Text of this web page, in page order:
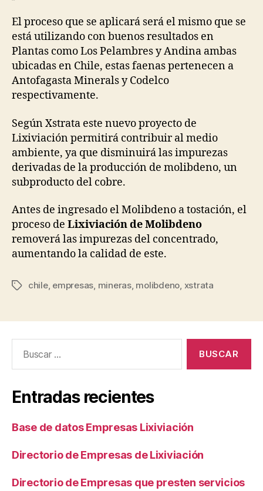
El proceso que se aplicará será el mismo que se
está utilizando con buenos resultados en
Plantas como Los Pelambres y Andina ambas
ubicadas en Chile, estas faenas pertenecen a
Antofagasta Minerals y Codelco
respectivamente.
Según Xstrata este nuevo proyecto de
Lixiviación permitirá contribuir al medio
ambiente, ya que disminuirá las impurezas
derivadas de la producción de molibdeno, un
subproducto del cobre.
Antes de ingresado el Molibdeno a tostación, el
proceso de Lixiviación de Molibdeno
removerá las impurezas del concentrado,
aumentando la calidad de este.
Etiquetas
chile, empresas, mineras, molibdeno, xstrata
Entradas recientes
Base de datos Empresas Lixiviación
Directorio de Empresas de Lixiviación
Directorio de Empresas que presten servicios